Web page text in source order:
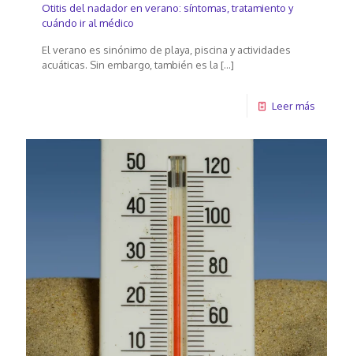
Otitis del nadador en verano: síntomas, tratamiento y
cuándo ir al médico
El verano es sinónimo de playa, piscina y actividades
acuáticas. Sin embargo, también es la […]
Leer más